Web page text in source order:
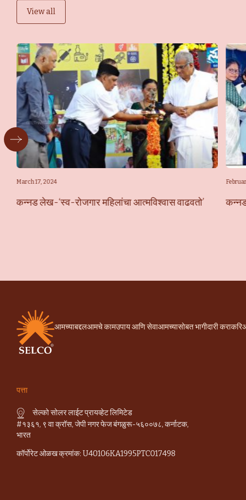
View all
March 17, 2024
कन्नड लेख-‘स्व-रोजगार महिलांचा आत्मविश्वास वाढवतो’
आमच्याबद्दलआमचे कामउपाय आणि सेवाआमच्यासोबत भागीदारी करा
पत्ता
सेल्को सोलर लाईट प्रायव्हेट लिमिटेड
#१३६१, ९ वा क्रॉस, जेपी नगर फेज बंगळुरू-५६००७८, कर्नाटक,
भारत
कॉर्पोरेट ओळख क्रमांक: U40106KA1995PTC017498